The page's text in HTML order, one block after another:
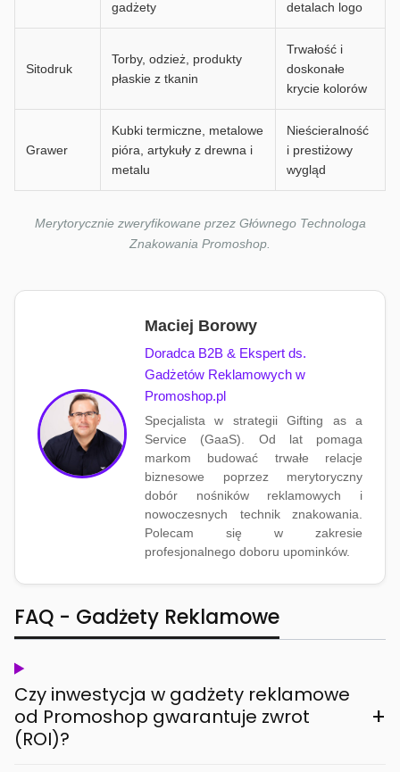
gadżety
detalach logo
Sitodruk
Torby, odzież, produkty
płaskie z tkanin
Trwałość i
doskonałe
krycie kolorów
Grawer
Kubki termiczne, metalowe
pióra, artykuły z drewna i
metalu
Nieścieralność
i prestiżowy
wygląd
Merytorycznie zweryfikowane przez Głównego Technologa
Znakowania Promoshop.
Maciej Borowy
Doradca B2B & Ekspert ds.
Gadżetów Reklamowych w
Promoshop.pl
Specjalista w strategii Gifting as a
Service (GaaS). Od lat pomaga
markom budować trwałe relacje
biznesowe poprzez merytoryczny
dobór nośników reklamowych i
nowoczesnych technik znakowania.
Polecam się w zakresie
profesjonalnego doboru upominków.
FAQ - Gadżety Reklamowe
Czy inwestycja w gadżety reklamowe
od Promoshop gwarantuje zwrot
(ROI)?
+